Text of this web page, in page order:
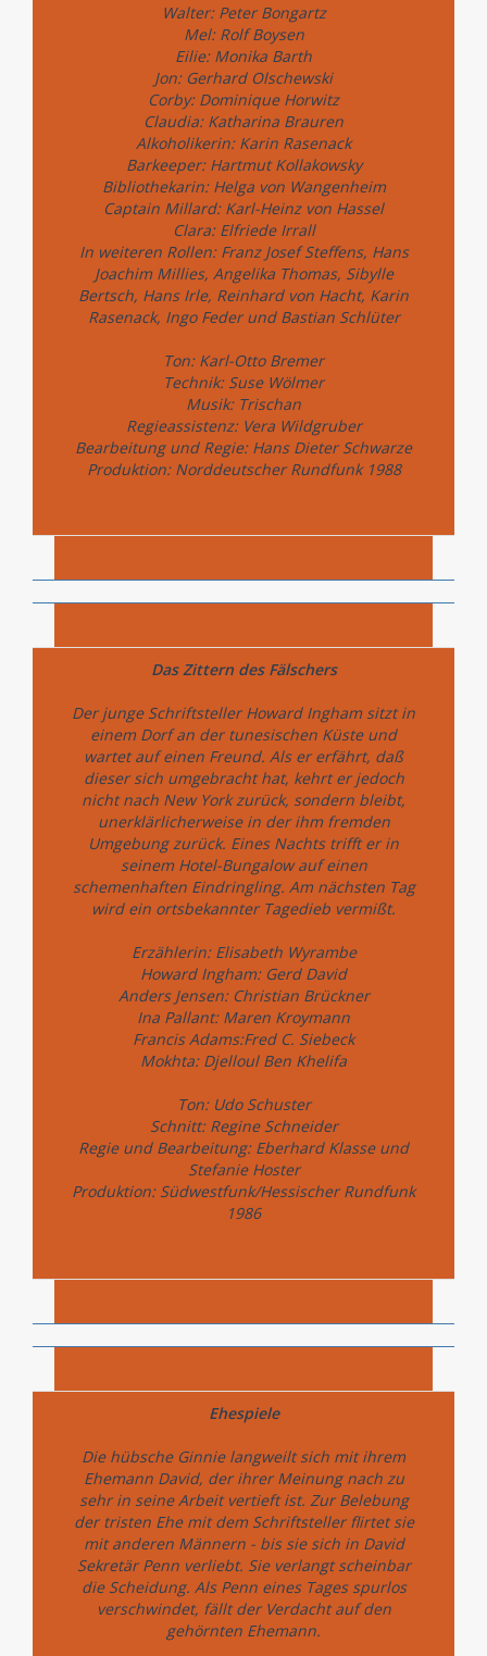
Walter: Peter Bongartz
Mel: Rolf Boysen
Eilie: Monika Barth
Jon: Gerhard Olschewski
Corby: Dominique Horwitz
Claudia: Katharina Brauren
Alkoholikerin: Karin Rasenack
Barkeeper: Hartmut Kollakowsky
Bibliothekarin: Helga von Wangenheim
Captain Millard: Karl-Heinz von Hassel
Clara: Elfriede Irrall
In weiteren Rollen: Franz Josef Steffens, Hans
Joachim Millies, Angelika Thomas, Sibylle
Bertsch, Hans Irle, Reinhard von Hacht, Karin
Rasenack, Ingo Feder und Bastian Schlüter
Ton: Karl-Otto Bremer
Technik: Suse Wölmer
Musik: Trischan
Regieassistenz: Vera Wildgruber
Bearbeitung und Regie: Hans Dieter Schwarze
Produktion: Norddeutscher Rundfunk 1988
Das Zittern des Fälschers
Der junge Schriftsteller Howard Ingham sitzt in
einem Dorf an der tunesischen Küste und
wartet auf einen Freund. Als er erfährt, daß
dieser sich umgebracht hat, kehrt er jedoch
nicht nach New York zurück, sondern bleibt,
unerklärlicherweise in der ihm fremden
Umgebung zurück. Eines Nachts trifft er in
seinem Hotel-Bungalow auf einen
schemenhaften Eindringling. Am nächsten Tag
wird ein ortsbekannter Tagedieb vermißt.
Erzählerin: Elisabeth Wyrambe
Howard Ingham: Gerd David
Anders Jensen: Christian Brückner
Ina Pallant: Maren Kroymann
Francis Adams:Fred C. Siebeck
Mokhta: Djelloul Ben Khelifa
Ton: Udo Schuster
Schnitt: Regine Schneider
Regie und Bearbeitung: Eberhard Klasse und
Stefanie Hoster
Produktion: Südwestfunk/Hessischer Rundfunk
1986
Ehespiele
Die hübsche Ginnie langweilt sich mit ihrem
Ehemann David, der ihrer Meinung nach zu
sehr in seine Arbeit vertieft ist. Zur Belebung
der tristen Ehe mit dem Schriftsteller flirtet sie
mit anderen Männern - bis sie sich in David
Sekretär Penn verliebt. Sie verlangt scheinbar
die Scheidung. Als Penn eines Tages spurlos
verschwindet, fällt der Verdacht auf den
gehörnten Ehemann.